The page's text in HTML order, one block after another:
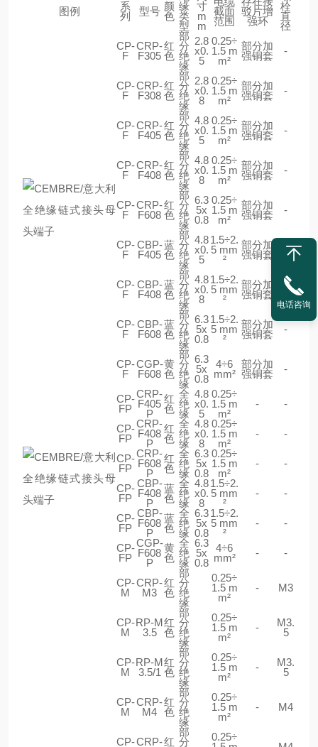
图例
系
列
型号 颜
色
缘
类
型
寸
m
m
截面
范围
驳片增
强环
栓
直
径
CP-
F
CRP-
F305
红
色
部
分
绝
缘
2.8
x0.
5
0.25÷
1.5 m
m²
部分加
强铜套
-
CP-
F
CRP-
F308
红
色
部
分
绝
缘
2.8
x0.
8
0.25÷
1.5 m
m²
部分加
强铜套
-
CP-
F
CRP-
F405
红
色
部
分
绝
缘
4.8
x0.
5
0.25÷
1.5 m
m²
部分加
强铜套
-
CP-
F
CRP-
F408
红
色
部
分
绝
缘
4.8
x0.
8
0.25÷
1.5 m
m²
部分加
强铜套
-
CP-
F
CRP-
F608
红
色
部
分
绝
缘
6.3
5x
0.8
0.25÷
1.5 m
m²
部分加
强铜套
-
CP-
F
CBP-
F405
蓝
色
部
分
绝
缘
4.8
x0.
5
1.5÷2.
5 mm
²
部分加
强铜套
-
CP-
F
CBP-
F408
蓝
色
部
分
绝
缘
4.8
x0.
8
1.5÷2.
5 mm
²
部分加
强铜套
-
CP-
F
CBP-
F608
蓝
色
部
分
绝
缘
6.3
5x
0.8
1.5÷2.
5 mm
²
部分加
强铜套
-
CP-
F
CGP-
F608
黄
色
部
分
绝
缘
6.3
5x
0.8
4÷6
mm²
部分加
强铜套
-
CP-
FP
CRP-
F405
P
红
色
全
绝
缘
4.8
x0.
5
0.25÷
1.5 m
m²
- -
CP-
FP
CRP-
F408
P
红
色
全
绝
缘
4.8
x0.
8
0.25÷
1.5 m
m²
- -
CP-
FP
CRP-
F608
P
红
色
全
绝
缘
6.3
5x
0.8
0.25÷
1.5 m
m²
- -
CP-
FP
CBP-
F408
P
蓝
色
全
绝
缘
4.8
x0.
8
1.5÷2.
5 mm
²
- -
CP-
FP
CBP-
F608
P
蓝
色
全
绝
缘
6.3
5x
0.8
1.5÷2.
5 mm
²
- -
CP-
FP
CGP-
F608
P
黄
色
全
绝
缘
6.3
5x
0.8
4÷6
mm²
- -
CP-
M
CRP-
M3
红
色
部
分
绝
缘
0.25÷
1.5 m
m²
- M3
CP-
M
RP-M
3.5
红
色
部
分
绝
缘
0.25÷
1.5 m
m²
-
M3.
5
CP-
M
RP-M
3.5/1
红
色
部
分
绝
缘
0.25÷
1.5 m
m²
-
M3.
5
CP-
M
CRP-
M4
红
色
部
分
绝
缘
0.25÷
1.5 m
m²
- M4
CP-CRP-红
部
分
0.25÷
电话咨询